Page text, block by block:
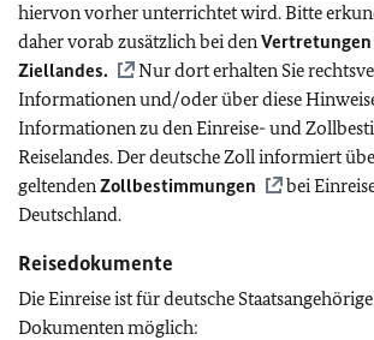
hiervon vorher unterrichtet wird. Bitte
daher vorab zusätzlich bei den
Ziellandes.
Nur dort erhalten Sie
Informationen und/oder über diese
Informationen zu den Einreise- und
Reiselandes. Der deutsche Zoll informiert
geltendenZollbestimmungen
bei
Deutschland.
Reisedokumente
Die Einreise ist für deutsche
Dokumenten möglich: